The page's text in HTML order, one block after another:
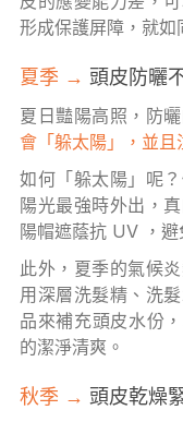
形成保護屏障，就如
夏季 → 頭皮防曬
夏日豔陽高照，防
會「躲太陽」，並且
如何「躲太陽」呢
陽光最強時外出，
陽帽遮蔭抗 UV ，避
此外，夏季的氣候
用深層洗髮精、洗
品來補充頭皮水份
的潔淨清爽。
秋季 → 頭皮乾燥